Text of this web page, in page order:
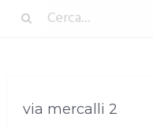
via mercalli 2